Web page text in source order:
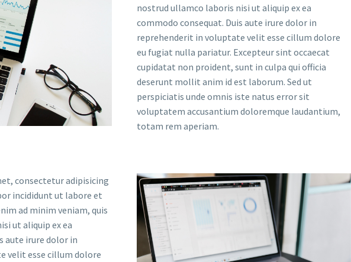
nostrud ullamco laboris nisi ut aliquip ex ea
commodo consequat. Duis aute irure dolor in
reprehenderit in voluptate velit esse cillum dolore
eu fugiat nulla pariatur. Excepteur sint occaecat
cupidatat non proident, sunt in culpa qui officia
deserunt mollit anim id est laborum. Sed ut
perspiciatis unde omnis iste natus error sit
voluptatem accusantium doloremque laudantium,
totam rem aperiam.
consectetur adipisicing
incididunt ut labore et
ad minim veniam, quis
ut aliquip ex ea
aute irure dolor in
velit esse cillum dolore